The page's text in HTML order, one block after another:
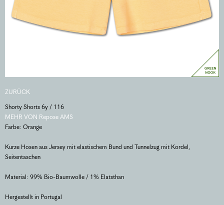
ZURÜCK
Shorty Shorts 6y / 116
MEHR VON Repose AMS
Farbe: Orange
Kurze Hosen aus Jersey mit elastischem Bund und Tunnelzug mit Kordel,
Seitentaschen
Material: 99% Bio-Baumwolle / 1% Elatsthan
Hergestellt in Portugal